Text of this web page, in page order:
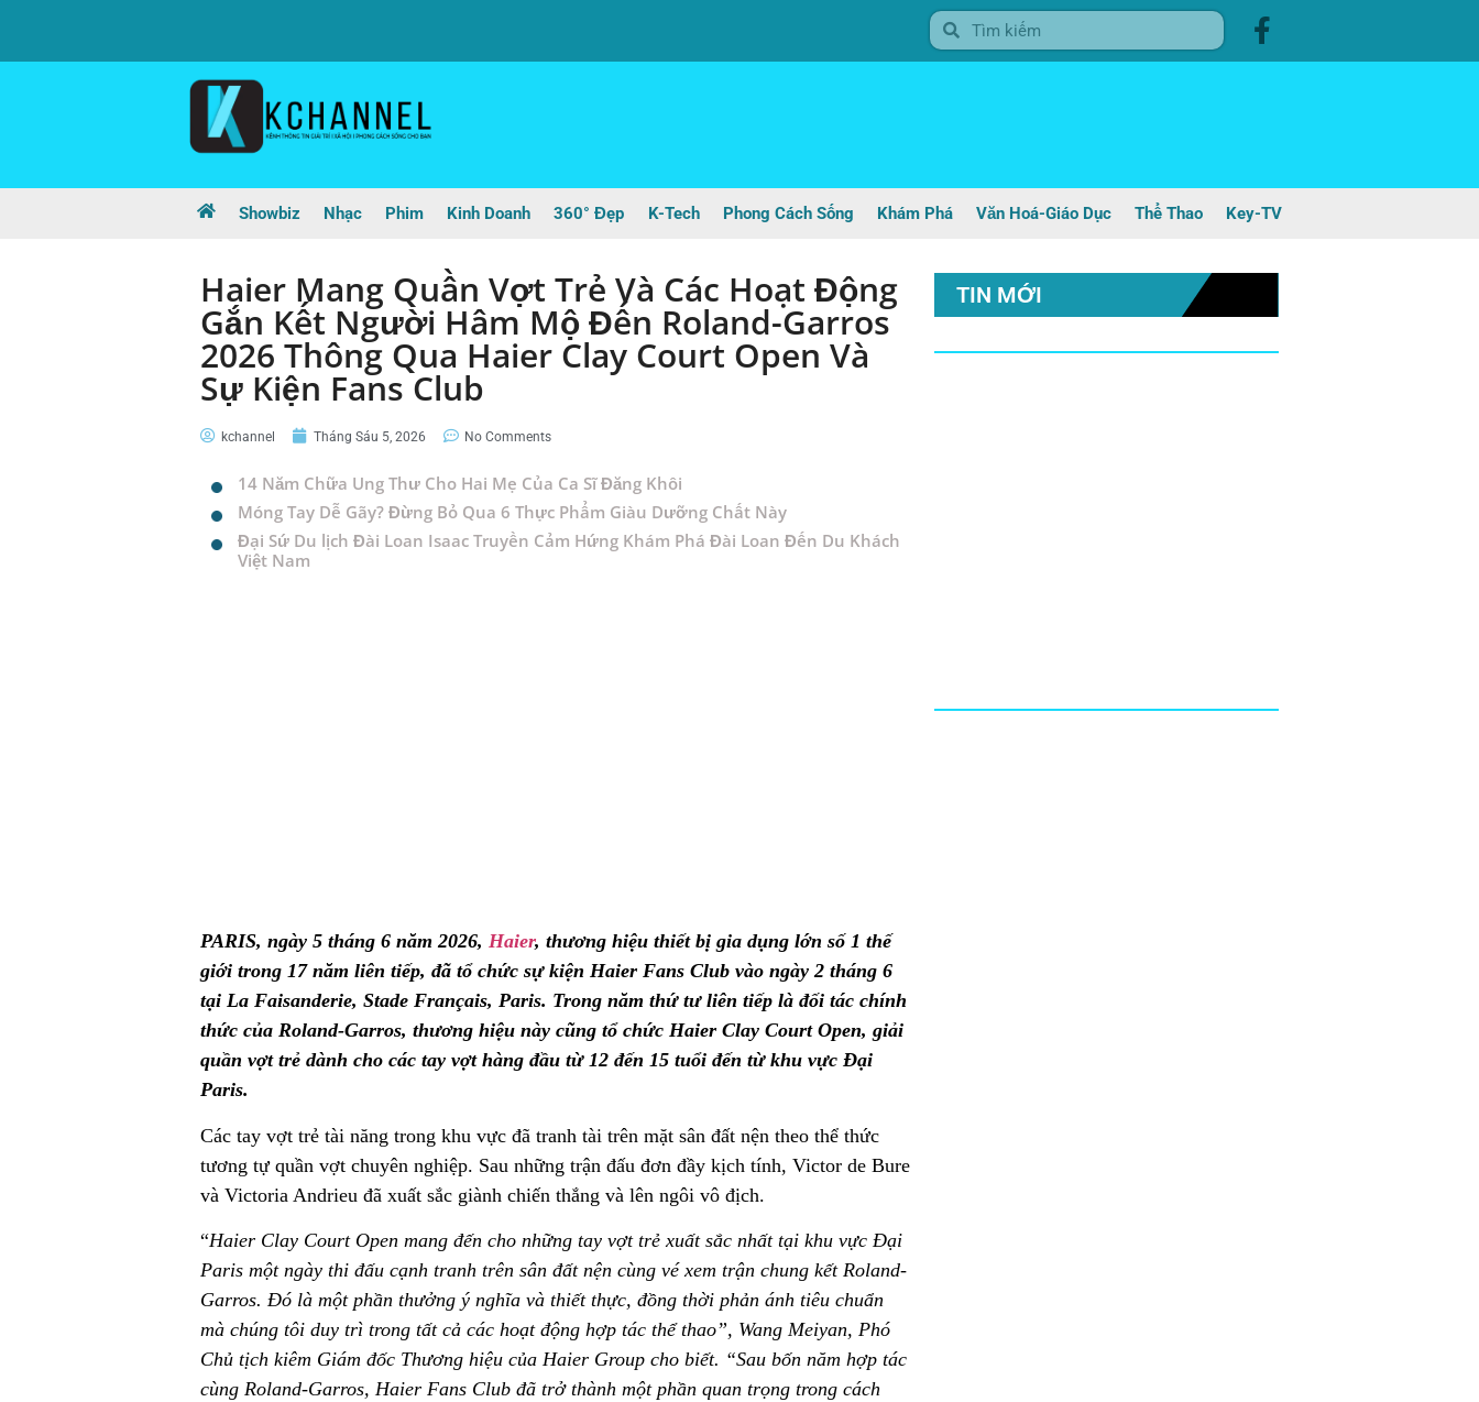
Showbiz Nhạc Phim Kinh Doanh 360° Đẹp K-Tech Phong Cách Sống Khám Phá Văn Hoá-Giáo Dục Thể Thao Key-TV
Haier Mang Quần Vợt Trẻ Và Các Hoạt Động
Gắn Kết Người Hâm Mộ Đến Roland-Garros
2026 Thông Qua Haier Clay Court Open Và
Sự Kiện Fans Club
kchannel Tháng Sáu 5, 2026 No Comments
14 Năm Chữa Ung Thư Cho Hai Mẹ Của Ca Sĩ Đăng Khôi
Móng Tay Dễ Gãy? Đừng Bỏ Qua 6 Thực Phẩm Giàu Dưỡng Chất Này
Đại Sứ Du lịch Đài Loan Isaac Truyền Cảm Hứng Khám Phá Đài Loan Đến Du Khách
Việt Nam
PARIS, ngày 5 tháng 6 năm 2026, Haier, thương hiệu thiết bị gia dụng lớn số 1 thế
giới trong 17 năm liên tiếp, đã tổ chức sự kiện Haier Fans Club vào ngày 2 tháng 6
tại La Faisanderie, Stade Français, Paris. Trong năm thứ tư liên tiếp là đối tác chính
thức của Roland-Garros, thương hiệu này cũng tổ chức Haier Clay Court Open, giải
quần vợt trẻ dành cho các tay vợt hàng đầu từ 12 đến 15 tuổi đến từ khu vực Đại
Paris.
Các tay vợt trẻ tài năng trong khu vực đã tranh tài trên mặt sân đất nện theo thể thức
tương tự quần vợt chuyên nghiệp. Sau những trận đấu đơn đầy kịch tính, Victor de Bure
và Victoria Andrieu đã xuất sắc giành chiến thắng và lên ngôi vô địch.
“Haier Clay Court Open mang đến cho những tay vợt trẻ xuất sắc nhất tại khu vực Đại
Paris một ngày thi đấu cạnh tranh trên sân đất nện cùng vé xem trận chung kết Roland-
Garros. Đó là một phần thưởng ý nghĩa và thiết thực, đồng thời phản ánh tiêu chuẩn
mà chúng tôi duy trì trong tất cả các hoạt động hợp tác thể thao”, Wang Meiyan, Phó
Chủ tịch kiêm Giám đốc Thương hiệu của Haier Group cho biết. “Sau bốn năm hợp tác
cùng Roland-Garros, Haier Fans Club đã trở thành một phần quan trọng trong cách
TIN MỚI